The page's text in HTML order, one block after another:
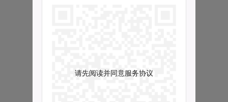
请先阅读并同意服务协议